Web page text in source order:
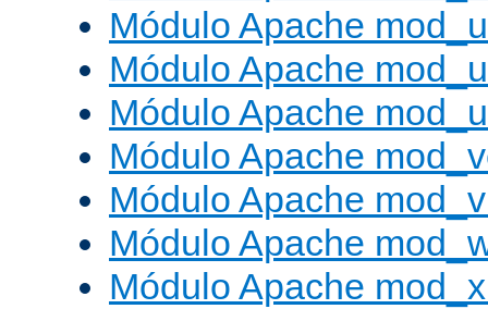
Módulo Apache
Módulo Apache
Módulo Apache
Módulo Apache
Módulo Apache
Módulo Apache
Módulo Apache